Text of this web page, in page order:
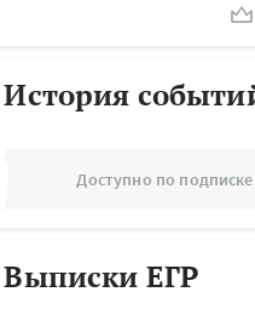
История
Доступно по
Выписки ЕГР